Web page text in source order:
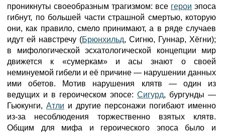
проникнуты своеобразным трагизмом: все герои эпоса
гибнут, по большей части страшной смертью, которую
они, как правило, смело принимают, а в ряде случаев
идут ей навстречу (Брюнхильд, Сигню, Гуннар, Хёгни);
в мифологической эсхатологической концепции мир
движется к «сумеркам» и асы знают о своей
неминуемой гибели и её причине — нарушении данных
ими обетов. Мотив нарушения клятв — один из
ведущих и в героическом эпосе: Сигурд, бургунды —
Гьюкунги, Атли и другие персонажи погибают именно
из-за несоблюдения торжественно взятых клятв.
Общим для мифа и героического эпоса было и